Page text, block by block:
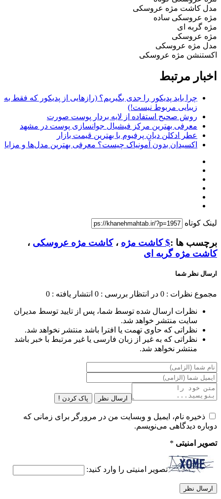
مدل کاشت مژه عروسکی
مژه عروسکی ساده
مژه گربه ای
مژه عروسکی
مدل مژه عروسکی
اکستنشن مژه عروسکی
اخبار مرتبط
چرا باید پدیکور را جدی بگیریم؟ (رازهایی از پدیکور که فقط به
زیبایی مربوط نیست!)
روش صحیح استفاده از لایه بردار پوست صورت
معرفی بهترین مرکز فیشیال جوانسازی پوست در مشهد
عطر ادکلن دیان پرفیوم با بهترین قیمت بازار
اکسیدان بدون آمونیاک چیست؟ معرفی بهترین مدل‌ها و مزایا
لینک کوتاه
برچسب ها :$ کاشت مژه ،کاشت مژه عروسکی ،
کاشت مژه گربه ای
ارسال نظر شما
مجموع نظرات : 0 در انتظار بررسی : 0 انتشار یافته : 0
نظرات ارسال شده توسط شما، پس از تایید توسط مدیران
سایت منتشر خواهد شد.
نظراتی که حاوی تهمت یا افترا باشد منتشر نخواهد شد.
نظراتی که به غیر از زبان فارسی یا غیر مرتبط با خبر باشد
منتشر نخواهد شد.
ارسال نظر پاک کردن !
ذخیره نام، ایمیل و وبسایت من در مرورگر برای زمانی که
دوباره دیدگاهی می‌نویسم.
تصویر امنیتی *
تصویر امنیتی را وارد کنید: